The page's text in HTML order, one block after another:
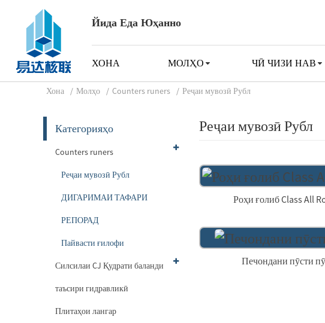
Йида Еда Юҳанно
ХОНА МОЛҲО ЧӢ ЧИЗИ НАВ
Хона Молҳо Counters runers Реҷаи мувозӣ Рубл
Категорияҳо
Counters runers
Реҷаи мувозӣ Рубл
ДИГАРИМАИ ТАФАРИ
РЕПОРАД
Пайвасти ғилофи
Силсилаи CJ Қудрати баланди
таъсири гидравликӣ
Плитаҳои лангар
Реҷаи мувозӣ Рубл
Роҳи ғолиб Class All
Печондани пӯсти